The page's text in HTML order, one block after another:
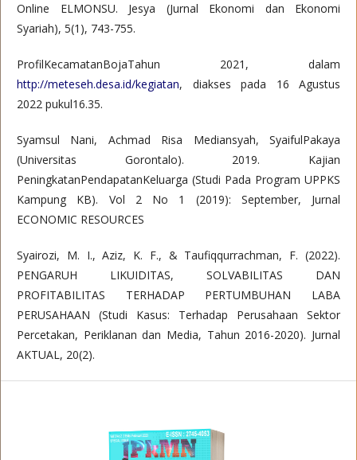
Online ELMONSU. Jesya (Jurnal Ekonomi dan Ekonomi
Syariah), 5(1), 743-755.
ProfilKecamatanBojaTahun 2021, dalam
http://meteseh.desa.id/kegiatan, diakses pada 16 Agustus
2022 pukul16.35.
Syamsul Nani, Achmad Risa Mediansyah, SyaifulPakaya
(Universitas Gorontalo). 2019. Kajian
PeningkatanPendapatanKeluarga (Studi Pada Program UPPKS
Kampung KB). Vol 2 No 1 (2019): September, Jurnal
ECONOMIC RESOURCES
Syairozi, M. I., Aziz, K. F., & Taufiqqurrachman, F. (2022).
PENGARUH LIKUIDITAS, SOLVABILITAS DAN
PROFITABILITAS TERHADAP PERTUMBUHAN LABA
PERUSAHAAN (Studi Kasus: Terhadap Perusahaan Sektor
Percetakan, Periklanan dan Media, Tahun 2016-2020). Jurnal
AKTUAL, 20(2).